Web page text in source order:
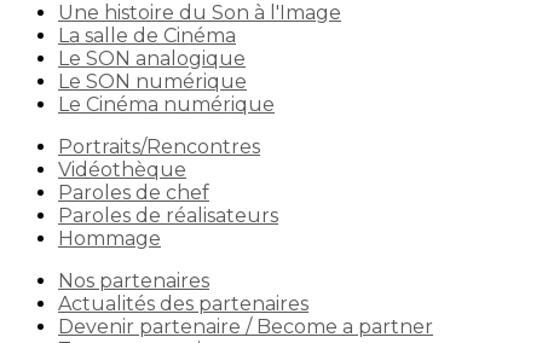
Une histoire du Son à l'Image
La salle de Cinéma
Le SON analogique
Le SON numérique
Le Cinéma numérique
Portraits/Rencontres
Vidéothèque
Paroles de chef
Paroles de réalisateurs
Hommage
Nos partenaires
Actualités des partenaires
Devenir partenaire / Become a partner